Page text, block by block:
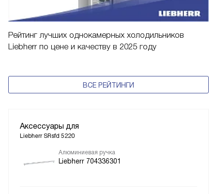
Рейтинг лучших однокамерных холодильников
Liebherr по цене и качеству в 2025 году
ВСЕ РЕЙТИНГИ
Аксессуары для
Liebherr SRsfd 5220
Алюминиевая ручка
Liebherr 704336301